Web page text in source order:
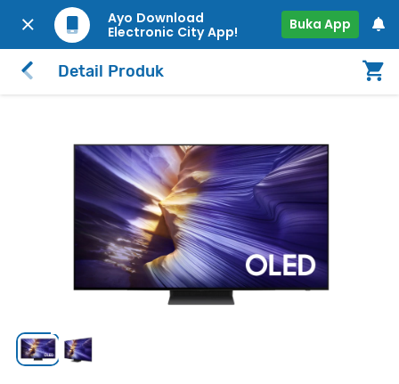
Ayo Download
Electronic City App!
Buka App
Detail Produk